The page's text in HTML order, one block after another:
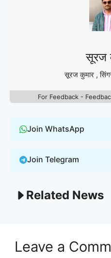
सूरज
सूरज कुमार ,
For Feedback -
Join WhatsApp
Join Telegram
Related News
Leave a